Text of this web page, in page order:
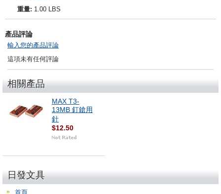
重量: 1.00 LBS
產品評論
輸入您的產品評論
這項未有任何評論
相關產品
MAX T3-
13MB 釘鎗用
針
$12.50
日發文具
首頁